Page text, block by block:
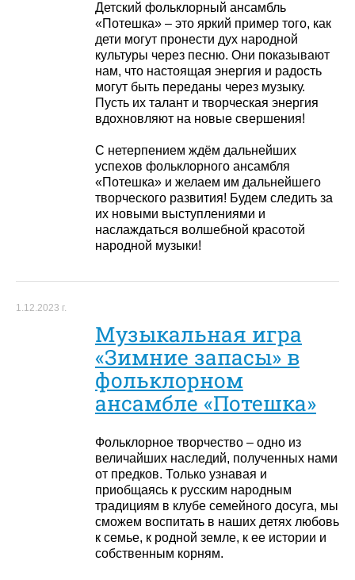
Детский фольклорный ансамбль
«Потешка» – это яркий пример того, как
дети могут пронести дух народной
культуры через песню. Они показывают
нам, что настоящая энергия и радость
могут быть переданы через музыку.
Пусть их талант и творческая энергия
вдохновляют на новые свершения!
С нетерпением ждём дальнейших
успехов фольклорного ансамбля
«Потешка» и желаем им дальнейшего
творческого развития! Будем следить за
их новыми выступлениями и
наслаждаться волшебной красотой
народной музыки!
1.12.2023 г.
Музыкальная игра
«Зимние запасы» в
фольклорном
ансамбле «Потешка»
Фольклорное творчество – одно из
величайших наследий, полученных нами
от предков. Только узнавая и
приобщаясь к русским народным
традициям в клубе семейного досуга, мы
сможем воспитать в наших детях любовь
к семье, к родной земле, к ее истории и
собственным корням.